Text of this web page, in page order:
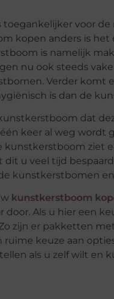
voor
kopen anders is
is namelijk
nu ook steeds
Verder
is dan de
dat
keer al weg
ziet
dit u veel tijd
kunstkerstbomen
kunstkerstboom
door. Als u hier een
zijn er pakketten
ruime keuze aan
als u zelf wilt